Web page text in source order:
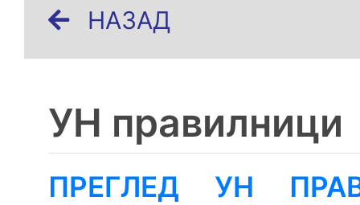
НАЗАД
УН правилници
ПРЕГЛЕД УН